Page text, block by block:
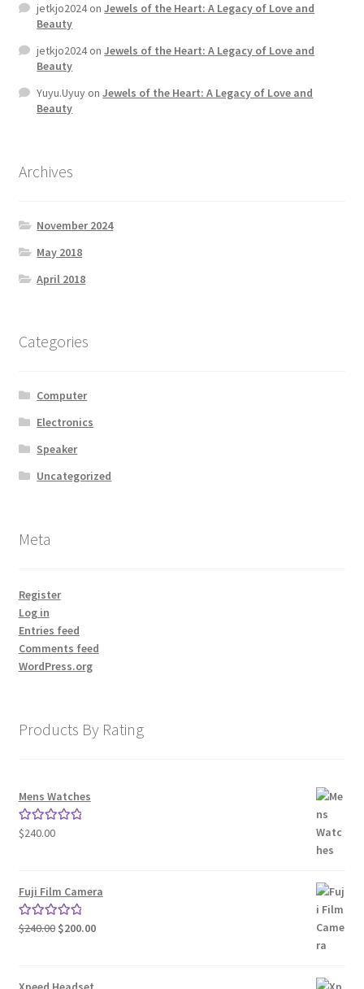
jetkjo2024onJewels of the Heart: A Legacy of Love and
Beauty
jetkjo2024onJewels of the Heart: A Legacy of Love and
Beauty
Yuyu.UyuyonJewels of the Heart: A Legacy of Love and
Beauty
Archives
November 2024
May 2018
April 2018
Categories
Computer
Electronics
Speaker
Uncategorized
Meta
Register
Log in
Entries feed
Comments feed
WordPress.org
Products By Rating
Mens Watches
Rated5.00
$240.00
Fuji Film Camera
Rated5.00
$240.00 Original
$240.00.
$200.00Current